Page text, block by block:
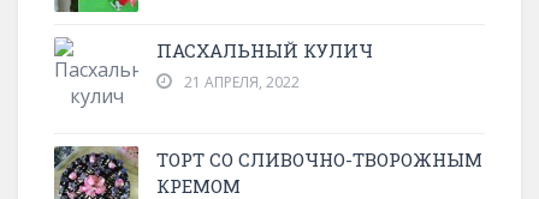
ПАСХАЛЬНЫЙ КУЛИЧ
21 АПРЕЛЯ, 2022
ТОРТ СО СЛИВОЧНО-ТВОРОЖНЫМ
КРЕМОМ